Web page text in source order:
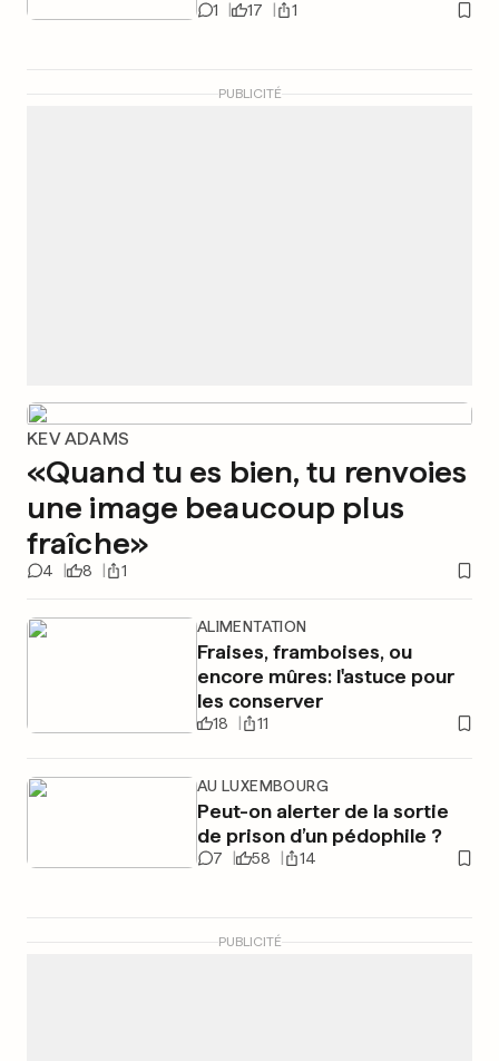
1 17 1
PUBLICITÉ
KEV ADAMS
«Quand tu es bien, tu renvoies
une image beaucoup plus
fraîche»
4 8 1
ALIMENTATION
Fraises, framboises, ou
encore mûres: l'astuce pour
les conserver
18 11
AU LUXEMBOURG
Peut-on alerter de la sortie
de prison d’un pédophile ?
7 58 14
PUBLICITÉ